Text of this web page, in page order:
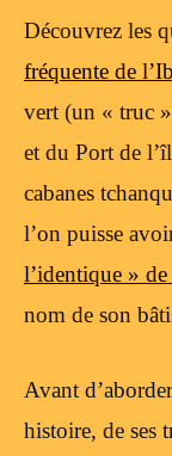
Découvrez les
fréquente de
vert (un « truc
et du Port de
cabanes
l’on puisse
l’identique »
nom de son
Avant
histoire, de ses